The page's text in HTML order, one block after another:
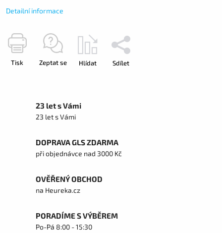
Detailní informace
Tisk Zeptat se Hlídat Sdílet
23 let s Vámi
23 let s Vámi
DOPRAVA GLS ZDARMA
při objednávce nad 3000 Kč
OVĚŘENÝ OBCHOD
na Heureka.cz
PORADÍME S VÝBĚREM
Po-Pá 8:00 - 15:30